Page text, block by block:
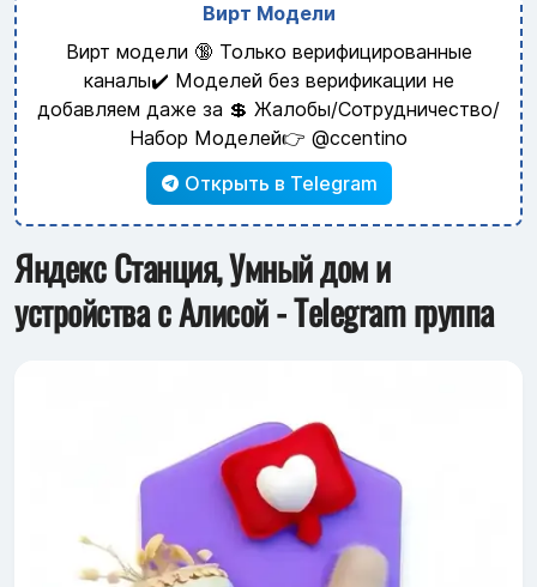
Вирт Модели
Вирт модели 🔞 Только верифицированные
каналы✔️ Моделей без верификации не
добавляем даже за 💲 Жалобы/Сотрудничество/
Набор Моделей👉 @ccentino
Открыть в Telegram
Яндекс Станция, Умный дом и
устройства с Алисой - Telegram группа